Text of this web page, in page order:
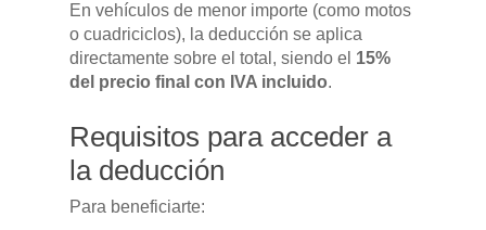
En vehículos de menor importe (como motos
o cuadriciclos), la deducción se aplica
directamente sobre el total, siendo el 15%
del precio final con IVA incluido.
Requisitos para acceder a
la deducción
Para beneficiarte:
Garantías
Mantenimiento
Accesorios
BLOG
CONTACTO